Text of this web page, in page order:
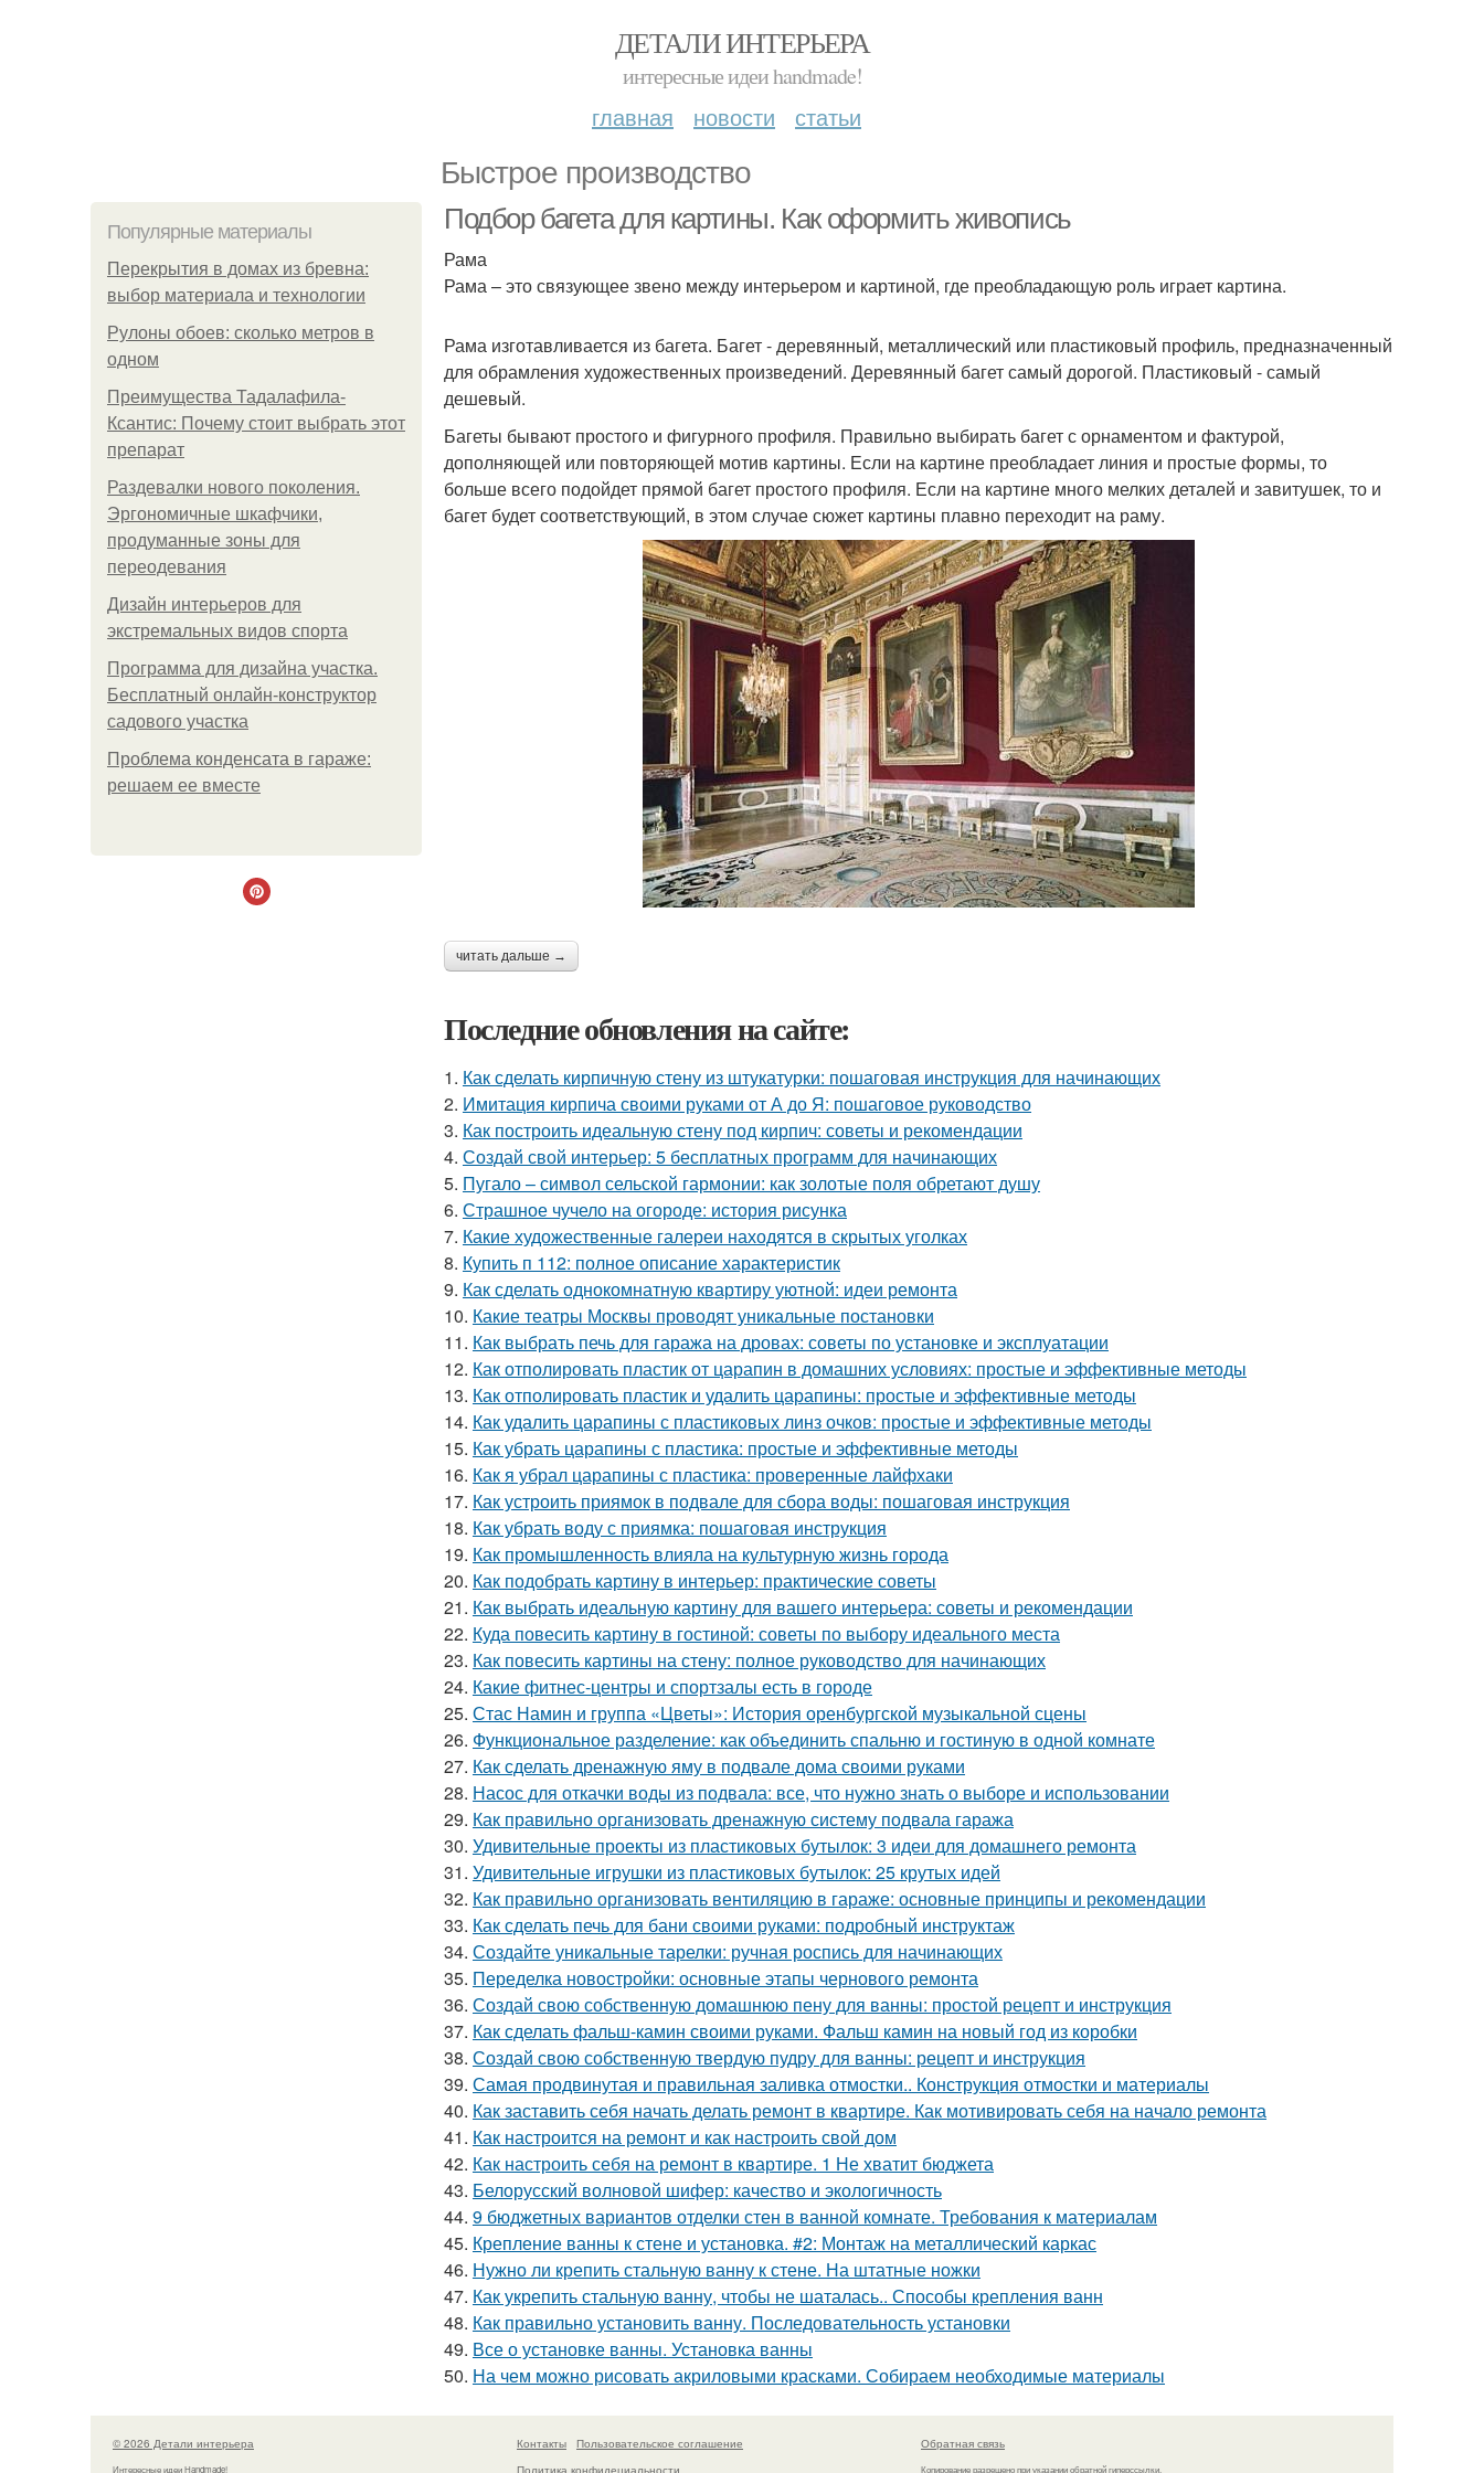
ДЕТАЛИ ИНТЕРЬЕРА
интересные идеи handmade!
главная новости статьи
Быстрое производство
Популярные материалы
Перекрытия в домах из бревна:
выбор материала и технологии
Рулоны обоев: сколько метров в
одном
Преимущества Тадалафила-
Ксантис: Почему стоит выбрать этот
препарат
Раздевалки нового поколения.
Эргономичные шкафчики,
продуманные зоны для
переодевания
Дизайн интерьеров для
экстремальных видов спорта
Программа для дизайна участка.
Бесплатный онлайн-конструктор
садового участка
Проблема конденсата в гараже:
решаем ее вместе
Подбор багета для картины. Как оформить живопись
Рама
Рама – это связующее звено между интерьером и картиной, где преобладающую роль играет картина.
Рама изготавливается из багета. Багет - деревянный, металлический или пластиковый профиль, предназначенный
для обрамления художественных произведений. Деревянный багет самый дорогой. Пластиковый - самый
дешевый.
Багеты бывают простого и фигурного профиля. Правильно выбирать багет с орнаментом и фактурой,
дополняющей или повторяющей мотив картины. Если на картине преобладает линия и простые формы, то
больше всего подойдет прямой багет простого профиля. Если на картине много мелких деталей и завитушек, то и
багет будет соответствующий, в этом случае сюжет картины плавно переходит на раму.
читать дальше →
Последние обновления на сайте:
1. Как сделать кирпичную стену из штукатурки: пошаговая инструкция для начинающих
2. Имитация кирпича своими руками от А до Я: пошаговое руководство
3. Как построить идеальную стену под кирпич: советы и рекомендации
4. Создай свой интерьер: 5 бесплатных программ для начинающих
5. Пугало – символ сельской гармонии: как золотые поля обретают душу
6. Страшное чучело на огороде: история рисунка
7. Какие художественные галереи находятся в скрытых уголках
8. Купить п 112: полное описание характеристик
9. Как сделать однокомнатную квартиру уютной: идеи ремонта
10. Какие театры Москвы проводят уникальные постановки
11. Как выбрать печь для гаража на дровах: советы по установке и эксплуатации
12. Как отполировать пластик от царапин в домашних условиях: простые и эффективные методы
13. Как отполировать пластик и удалить царапины: простые и эффективные методы
14. Как удалить царапины с пластиковых линз очков: простые и эффективные методы
15. Как убрать царапины с пластика: простые и эффективные методы
16. Как я убрал царапины с пластика: проверенные лайфхаки
17. Как устроить приямок в подвале для сбора воды: пошаговая инструкция
18. Как убрать воду с приямка: пошаговая инструкция
19. Как промышленность влияла на культурную жизнь города
20. Как подобрать картину в интерьер: практические советы
21. Как выбрать идеальную картину для вашего интерьера: советы и рекомендации
22. Куда повесить картину в гостиной: советы по выбору идеального места
23. Как повесить картины на стену: полное руководство для начинающих
24. Какие фитнес-центры и спортзалы есть в городе
25. Стас Намин и группа «Цветы»: История оренбургской музыкальной сцены
26. Функциональное разделение: как объединить спальню и гостиную в одной комнате
27. Как сделать дренажную яму в подвале дома своими руками
28. Насос для откачки воды из подвала: все, что нужно знать о выборе и использовании
29. Как правильно организовать дренажную систему подвала гаража
30. Удивительные проекты из пластиковых бутылок: 3 идеи для домашнего ремонта
31. Удивительные игрушки из пластиковых бутылок: 25 крутых идей
32. Как правильно организовать вентиляцию в гараже: основные принципы и рекомендации
33. Как сделать печь для бани своими руками: подробный инструктаж
34. Создайте уникальные тарелки: ручная роспись для начинающих
35. Переделка новостройки: основные этапы чернового ремонта
36. Создай свою собственную домашнюю пену для ванны: простой рецепт и инструкция
37. Как сделать фальш-камин своими руками. Фальш камин на новый год из коробки
38. Создай свою собственную твердую пудру для ванны: рецепт и инструкция
39. Самая продвинутая и правильная заливка отмостки.. Конструкция отмостки и материалы
40. Как заставить себя начать делать ремонт в квартире. Как мотивировать себя на начало ремонта
41. Как настроится на ремонт и как настроить свой дом
42. Как настроить себя на ремонт в квартире. 1 Не хватит бюджета
43. Белорусский волновой шифер: качество и экологичность
44. 9 бюджетных вариантов отделки стен в ванной комнате. Требования к материалам
45. Крепление ванны к стене и установка. #2: Монтаж на металлический каркас
46. Нужно ли крепить стальную ванну к стене. На штатные ножки
47. Как укрепить стальную ванну, чтобы не шаталась.. Способы крепления ванн
48. Как правильно установить ванну. Последовательность установки
49. Все о установке ванны. Установка ванны
50. На чем можно рисовать акриловыми красками. Собираем необходимые материалы
© 2026 Детали интерьера
Интересные идеи Handmade!
Контакты
Пользовательское соглашение
Политика конфидециальности
Обратная связь
Копирование разрешено при указании обратной гиперссылки.